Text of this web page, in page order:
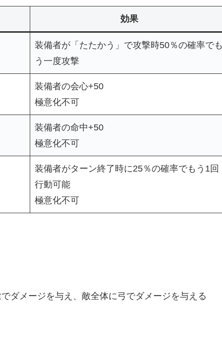
効果
装備者が「たたかう」で攻撃時50％の確率でも
う一度攻撃
装備者の会心+50
極意化不可
装備者の命中+50
極意化不可
装備者がターン終了時に25％の確率でもう1回
行動可能
極意化不可
ダメージを与え、敵全体に弓でダメージを与える